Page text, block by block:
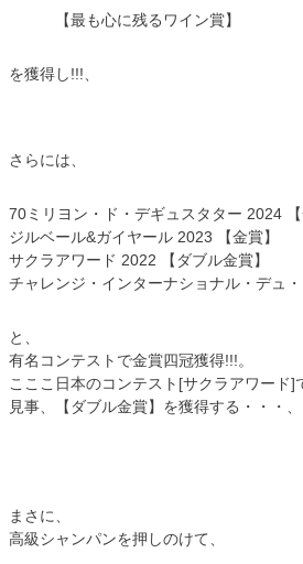
【最も心に残るワイン賞】
を獲得し!!!、
さらには、
70ミリヨン・ド・デギュスタター 2024 【
ジルベール&ガイヤール 2023 【金賞】
サクラアワード 2022 【ダブル金賞】
チャレンジ・インターナショナル・デュ・
と、
有名コンテストで金賞四冠獲得!!!。
こここ日本のコンテスト[サクラアワード]
見事、【ダブル金賞】を獲得する・・・、
まさに、
高級シャンパンを押しのけて、